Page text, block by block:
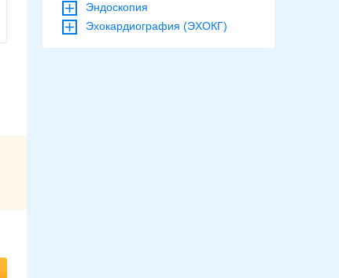
Эндоскопия
Эхокардиография (ЭХОКГ)